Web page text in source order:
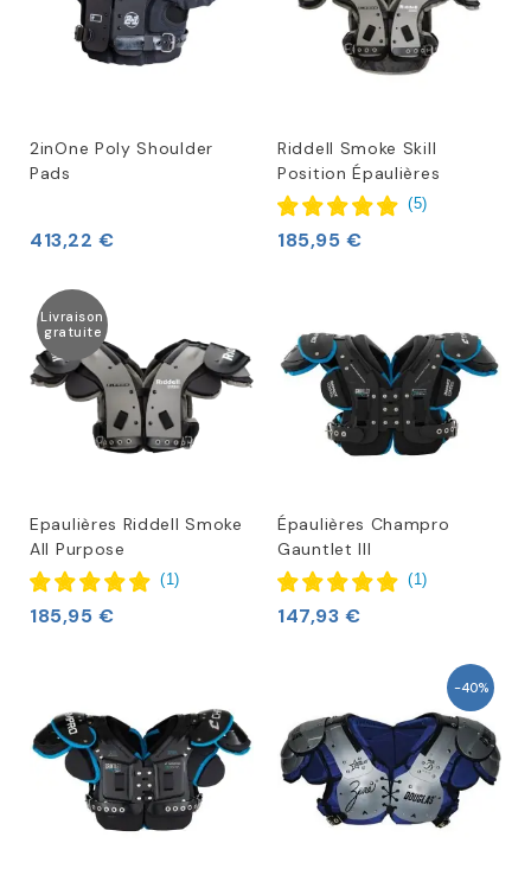
2inOne Poly Shoulder
Pads
413,22 €
Riddell Smoke Skill
Position Épaulières
(5)
185,95 €
Livraison
gratuite
Epaulières Riddell Smoke
All Purpose
(1)
185,95 €
Épaulières Champro
Gauntlet III
(1)
147,93 €
-40%